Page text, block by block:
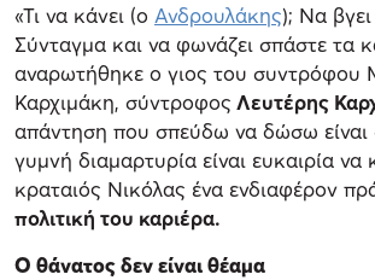
«Τι να κάνει (ο Ανδρουλάκης); Να
Σύνταγμα και να φωνάζει σπάστε τα
αναρωτήθηκε ο γιος του συντρόφου
Καρχιμάκη, σύντροφος Λευτέρης
απάντηση που σπεύδω να δώσω είναι
γυμνή διαμαρτυρία είναι ευκαιρία να
κραταιός Νικόλας ένα ενδιαφέρον
πολιτική του καριέρα.
Ο θάνατος δεν είναι θέαμα